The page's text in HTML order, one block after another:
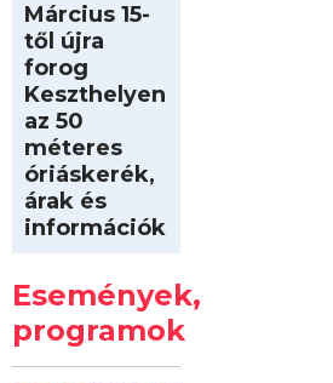
Március 15-
től újra
forog
Keszthelyen
az 50
méteres
óriáskerék,
árak és
információk
Események,
programok
Kilóméterek
2026